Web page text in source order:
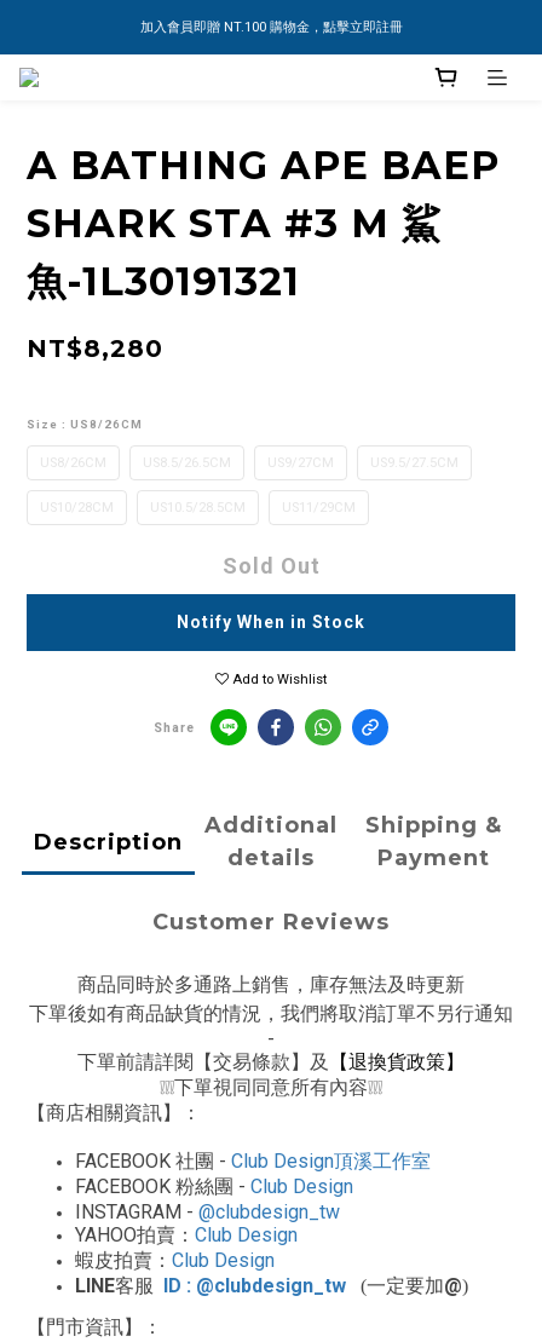
加入會員即贈 NT.100 購物金，點擊立即註冊
A BATHING APE BAEP
SHARK STA #3 M 鯊
魚-1L30191321
NT$8,280
Size : US8/26CM
US8/26CM US8.5/26.5CM US9/27CM US9.5/27.5CM
US10/28CM US10.5/28.5CM US11/29CM
Sold Out
Notify When in Stock
Add to Wishlist
Share
Description
Additional
details
Shipping &
Payment
Customer Reviews
商品同時於多通路上銷售，庫存無法及時更新
下單後如有商品缺貨的情況，我們將取消訂單不另行通知
-
下單前請詳閱【交易條款】及
【退換貨政策】
❕❕❕下單視同同意所有內容❕❕❕
【商店相關資訊】：
FACEBOOK 社團 - Club Design頂溪工作室
FACEBOOK 粉絲團 - Club Design
INSTAGRAM - @clubdesign_tw
YAHOO拍賣： Club Design
蝦皮拍賣： Club Design
LINE客服 ID : @clubdesign_tw (一定要加@)
【門市資訊】：